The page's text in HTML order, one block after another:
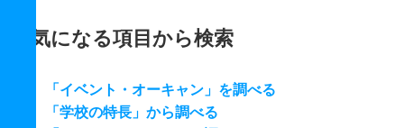
気になる項目から検索
「イベント・オーキャン」を調べる
「学校の特長」から調べる